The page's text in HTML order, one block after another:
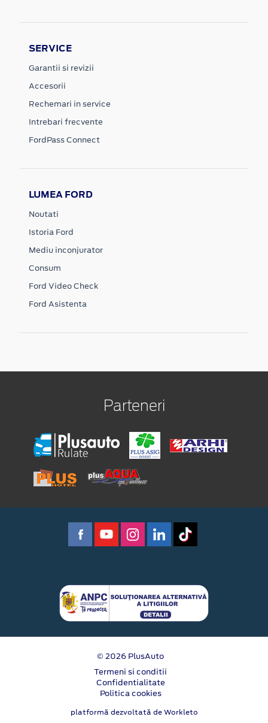
SERVICE
Garantii si revizii
Accesorii
Rechemari in service
Intrebari frecvente
FordPass Connect
LUMEA FORD
Noutati
Istoria Ford
Mediu inconjurator
Consum
Ford Video Check
Ford Asistenta
Parteneri
© 2026 PlusAuto
Termeni si conditii
Confidentialitate
Politica cookies
platformă dezvoltată de Workleto